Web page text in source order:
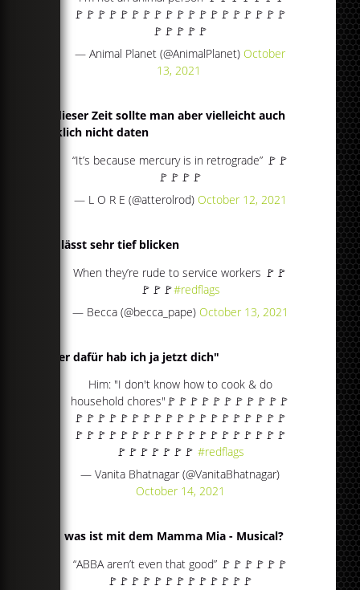
🚩🚩🚩🚩🚩🚩🚩🚩🚩🚩🚩🚩🚩🚩🚩🚩🚩🚩🚩
🚩🚩🚩🚩🚩
— Animal Planet (@AnimalPlanet) October
13, 2021
Zu dieser Zeit sollte man aber vielleicht auch
wirklich nicht daten
“It’s because mercury is in retrograde” 🚩🚩
🚩🚩🚩🚩
— L O R E (@atterolrod) October 12, 2021
Das lässt sehr tief blicken
When they’re rude to service workers 🚩🚩
🚩🚩🚩#redflags
— Becca (@becca_pape) October 13, 2021
"Aber dafür hab ich ja jetzt dich"
Him: "I don't know how to cook & do
household chores"🚩🚩🚩🚩🚩🚩🚩🚩🚩🚩🚩
🚩🚩🚩🚩🚩🚩🚩🚩🚩🚩🚩🚩🚩🚩🚩🚩🚩🚩🚩
🚩🚩🚩🚩🚩🚩🚩🚩🚩🚩🚩🚩🚩🚩🚩🚩🚩🚩🚩
🚩🚩🚩🚩🚩🚩🚩 #redflags
— Vanita Bhatnagar (@VanitaBhatnagar)
October 14, 2021
Und was ist mit dem Mamma Mia - Musical?
“ABBA aren’t even that good” 🚩🚩🚩🚩🚩🚩
🚩🚩🚩🚩🚩🚩🚩🚩🚩🚩🚩🚩🚩